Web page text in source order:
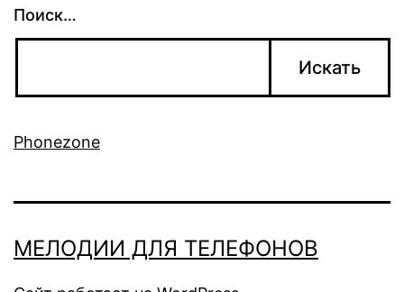
Поиск…
Phonezone
МЕЛОДИИ ДЛЯ ТЕЛЕФОНОВ